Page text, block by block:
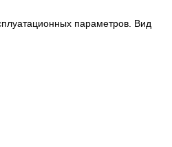
параметров. Вид